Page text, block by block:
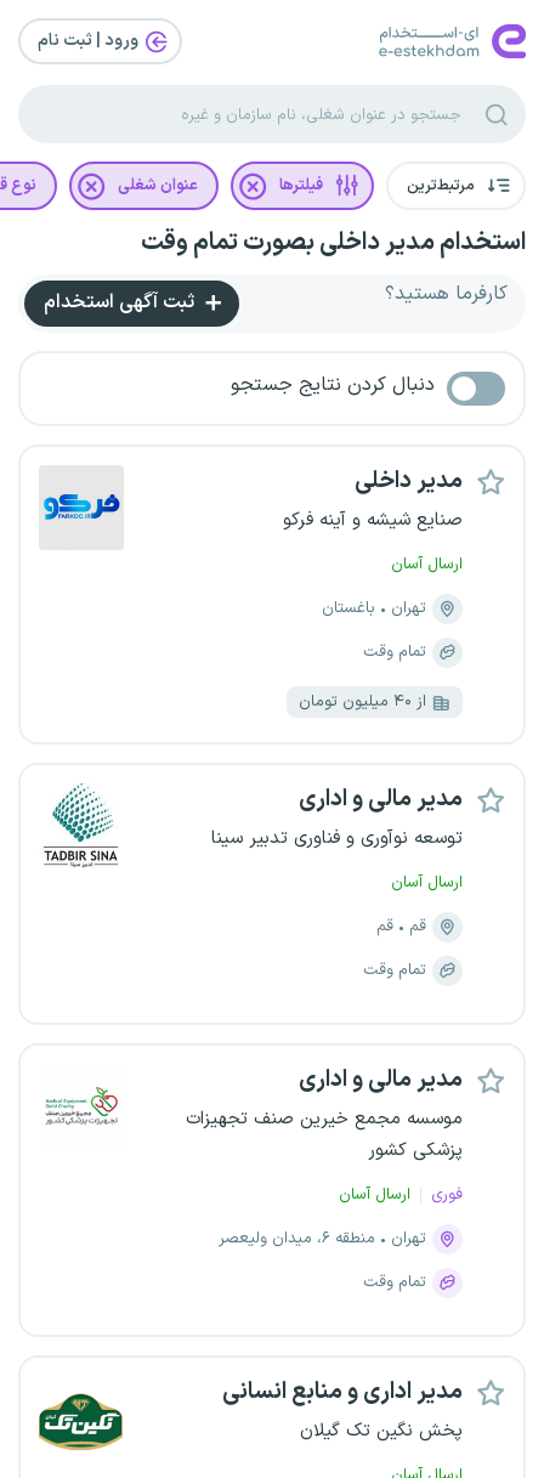
ورود | ثبت‌ نام
مرتبط‌ترین فیلترها عنوان شغلی نوع
استخدام مدیر داخلی بصورت تمام وقت
کارفرما هستید؟ ثبت آگهی استخدام
دنبال کردن نتایج جستجو
مدیر داخلی
صنایع شیشه و آینه فرکو
ارسال آسان
تهران
باغستان
تمام وقت
از ۴۰ میلیون تومان
مدیر مالی و اداری
توسعه نوآوری و فناوری تدبیر سینا
ارسال آسان
قم
قم
تمام وقت
مدیر مالی و اداری
موسسه مجمع خیرین صنف تجهیزات
پزشکی کشور
فوری
ارسال آسان
تهران
منطقه ۶، میدان ولیعصر
تمام وقت
مدیر اداری و منابع انسانی
پخش نگین تک گیلان